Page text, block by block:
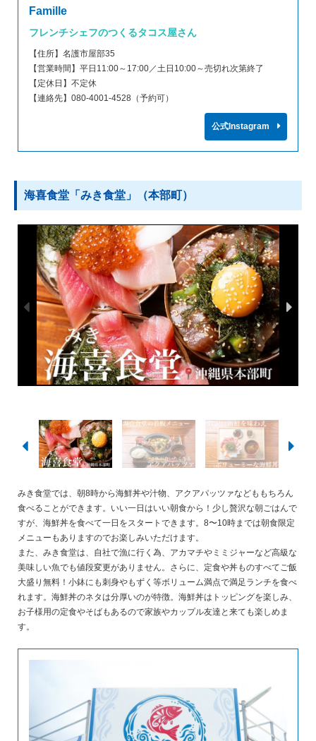
Famille
フレンチシェフのつくるタコス屋さん
【住所】名護市屋部35
【営業時間】平日11:00～17:00／土日10:00～売切れ次第終了
【定休日】不定休
【連絡先】080‑4001‑4528（予約可）
公式Instagram
海喜食堂「みき食堂」（本部町）
みき食堂では、朝8時から海鮮丼や汁物、アクアパッツァなどももちろん
食べることができます。いい一日はいい朝食から！少し贅沢な朝ごはんで
すが、海鮮丼を食べて一日をスタートできます。8〜10時までは朝食限定
メニューもありますのでお楽しみいただけます。
また、みき食堂は、自社で漁に行く為、アカマチやミミジャーなど高級な
美味しい魚でも値段変更がありません。さらに、定食や丼ものすべてご飯
大盛り無料！小鉢にも刺身やもずく等ボリューム満点で満足ランチを食べ
れます。海鮮丼のネタは分厚いのが特徴。海鮮丼はトッピングを楽しみ、
お子様用の定食やそばもあるので家族やカップル友達と来ても楽しめま
す。